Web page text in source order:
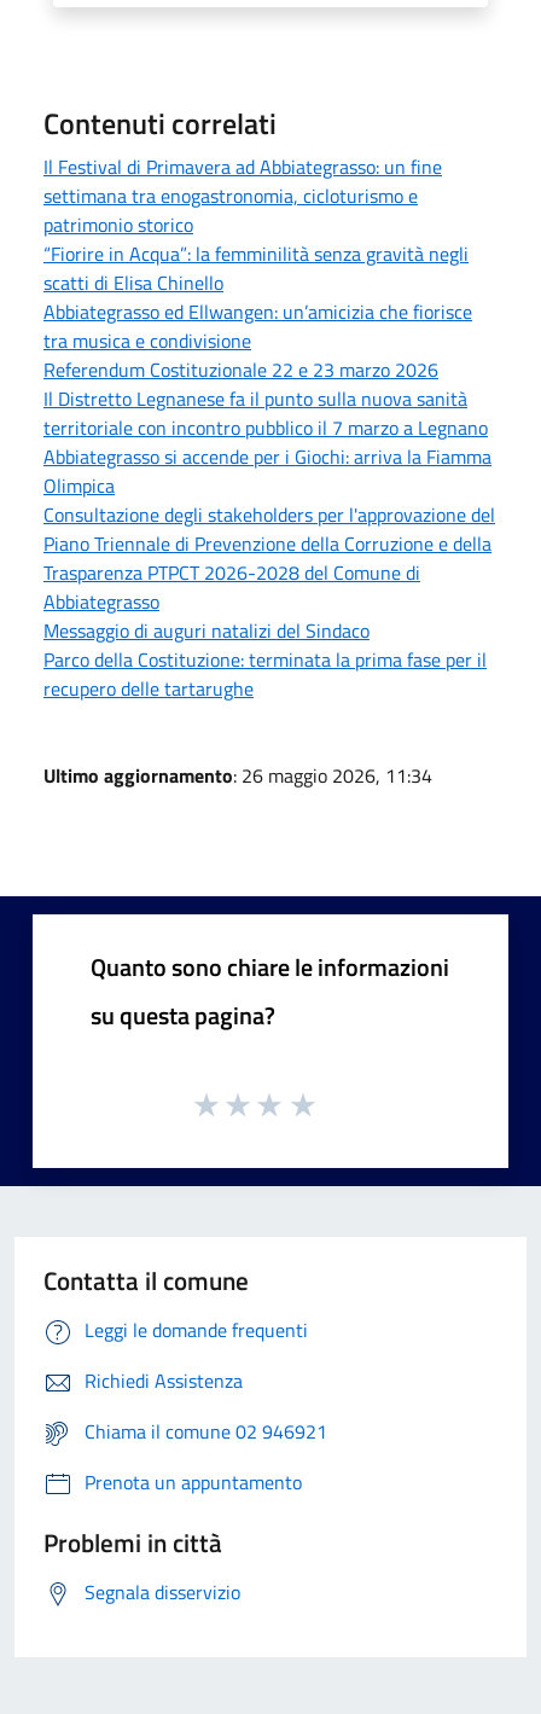
Contenuti correlati
Il Festival di Primavera ad Abbiategrasso: un fine
settimana tra enogastronomia, cicloturismo e
patrimonio storico
“Fiorire in Acqua”: la femminilità senza gravità negli
scatti di Elisa Chinello
Abbiategrasso ed Ellwangen: un’amicizia che fiorisce
tra musica e condivisione
Referendum Costituzionale 22 e 23 marzo 2026
Il Distretto Legnanese fa il punto sulla nuova sanità
territoriale con incontro pubblico il 7 marzo a Legnano
Abbiategrasso si accende per i Giochi: arriva la Fiamma
Olimpica
Consultazione degli stakeholders per l'approvazione del
Piano Triennale di Prevenzione della Corruzione e della
Trasparenza PTPCT 2026-2028 del Comune di
Abbiategrasso
Messaggio di auguri natalizi del Sindaco
Parco della Costituzione: terminata la prima fase per il
recupero delle tartarughe
Ultimo aggiornamento: 26 maggio 2026, 11:34
Quanto sono chiare le informazioni
su questa pagina?
Contatta il comune
Leggi le domande frequenti
Richiedi Assistenza
Chiama il comune 02 946921
Prenota un appuntamento
Problemi in città
Segnala disservizio